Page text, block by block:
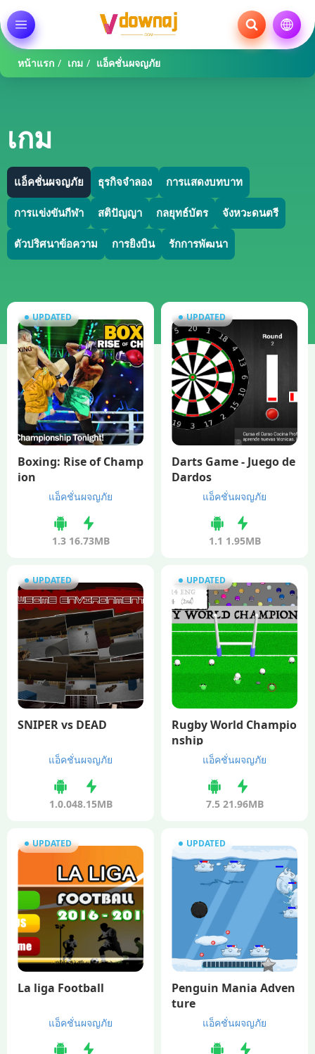
หน้าแรก / เกม / แอ็คชั่นผจญภัย
เกม
แอ็คชั่นผจญภัย ธุรกิจจำลอง การแสดงบทบาท
การแข่งขันกีฬา สติปัญญา กลยุทธ์บัตร จังหวะดนตรี
ตัวปริศนาข้อความ การยิงบิน รักการพัฒนา
UPDATED
Boxing: Rise of Champ
ion
แอ็คชั่นผจญภัย
1.3 16.73MB
UPDATED
Darts Game - Juego de
Dardos
แอ็คชั่นผจญภัย
1.1 1.95MB
UPDATED
SNIPER vs DEAD
แอ็คชั่นผจญภัย
1.0.048.15MB
UPDATED
Rugby World Champio
nship
แอ็คชั่นผจญภัย
7.5 21.96MB
UPDATED
La liga Football
แอ็คชั่นผจญภัย
UPDATED
Penguin Mania Adven
ture
แอ็คชั่นผจญภัย